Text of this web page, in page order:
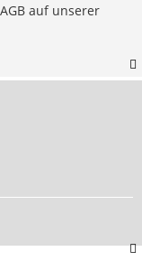
auf unserer